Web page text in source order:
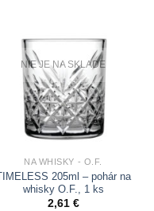
NIE JE NA SKLADE
NA WHISKY - O.F.
TIMELESS 205ml – pohár na
whisky O.F., 1 ks
2,61 €